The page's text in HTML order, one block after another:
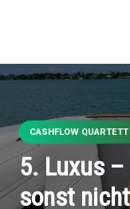
CASHFLOW QUARTETT
5. Luxus –
sonst